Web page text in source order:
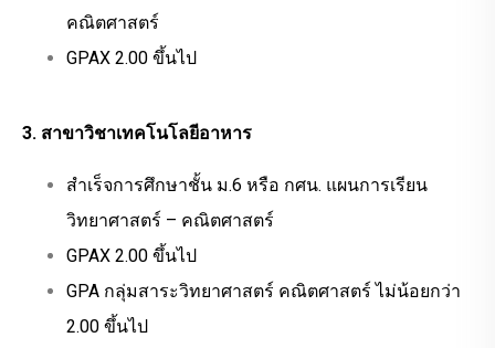
คณิตศาสตร์
GPAX 2.00 ขึ้นไป
3. สาขาวิชาเทคโนโลยีอาหาร
สำเร็จการศึกษาชั้น ม.6 หรือ กศน. แผนการเรียน
วิทยาศาสตร์ – คณิตศาสตร์
GPAX 2.00 ขึ้นไป
GPA กลุ่มสาระวิทยาศาสตร์ คณิตศาสตร์ ไม่น้อยกว่า
2.00 ขึ้นไป